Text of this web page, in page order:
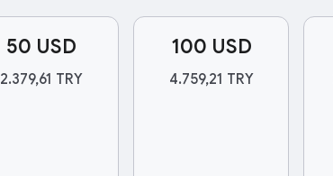
50 USD
2.379,61 TRY
100 USD
4.759,21 TRY